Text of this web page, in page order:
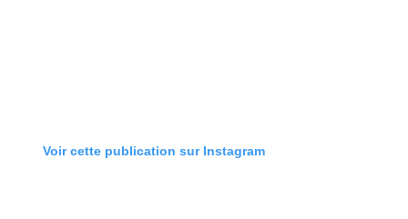
Voir cette publication sur Instagram